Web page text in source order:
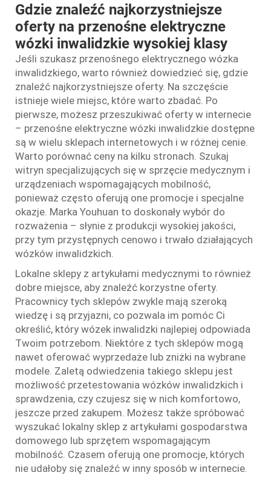
Gdzie znaleźć najkorzystniejsze
oferty na przenośne elektryczne
wózki inwalidzkie wysokiej klasy
Jeśli szukasz przenośnego elektrycznego wózka
inwalidzkiego, warto również dowiedzieć się, gdzie
znaleźć najkorzystniejsze oferty. Na szczęście
istnieje wiele miejsc, które warto zbadać. Po
pierwsze, możesz przeszukiwać oferty w internecie
– przenośne elektryczne wózki inwalidzkie dostępne
są w wielu sklepach internetowych i w różnej cenie.
Warto porównać ceny na kilku stronach. Szukaj
witryn specjalizujących się w sprzęcie medycznym i
urządzeniach wspomagających mobilność,
ponieważ często oferują one promocje i specjalne
okazje. Marka Youhuan to doskonały wybór do
rozważenia – słynie z produkcji wysokiej jakości,
przy tym przystępnych cenowo i trwało działających
wózków inwalidzkich.
Lokalne sklepy z artykułami medycznymi to również
dobre miejsce, aby znaleźć korzystne oferty.
Pracownicy tych sklepów zwykle mają szeroką
wiedzę i są przyjazni, co pozwala im pomóc Ci
określić, który wózek inwalidzki najlepiej odpowiada
Twoim potrzebom. Niektóre z tych sklepów mogą
nawet oferować wyprzedaże lub zniżki na wybrane
modele. Zaletą odwiedzenia takiego sklepu jest
możliwość przetestowania wózków inwalidzkich i
sprawdzenia, czy czujesz się w nich komfortowo,
jeszcze przed zakupem. Możesz także spróbować
wyszukać lokalny sklep z artykułami gospodarstwa
domowego lub sprzętem wspomagającym
mobilność. Czasem oferują one promocje, których
nie udałoby się znaleźć w inny sposób w internecie.